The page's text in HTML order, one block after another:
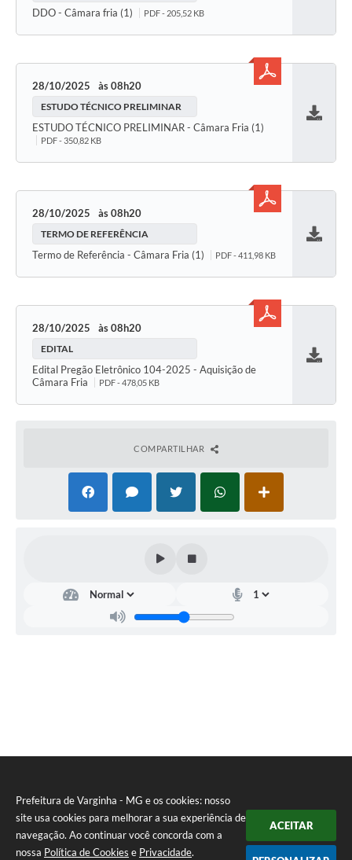
Prefeitura de Varginha - MG e os cookies: nosso
site usa cookies para melhorar a sua experiência de
navegação. Ao continuar você concorda com a
nossa Política de Cookies e Privacidade.
ACEITAR
DDO - Câmara fria (1) PDF - 205,52 KB
28/10/2025 08h20
ESTUDO TÉCNICO PRELIMINAR
ESTUDO TÉCNICO PRELIMINAR - Câmara Fria (1)
PDF - 350,82 KB
28/10/2025 08h20
TERMO DE REFERÊNCIA
Termo de Referência - Câmara Fria (1) PDF - 411,98 KB
28/10/2025 08h20
EDITAL
Edital Pregão Eletrônico 104-2025 - Aquisição de
Câmara Fria
PDF - 478,05 KB
COMPARTILHAR